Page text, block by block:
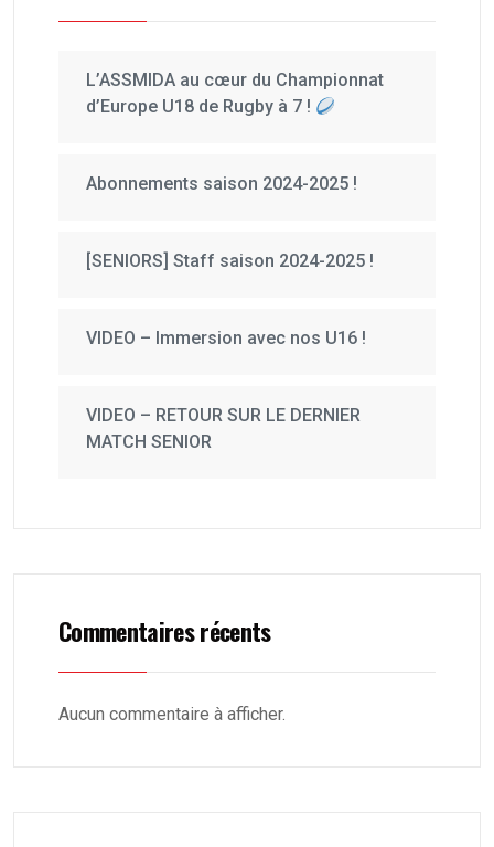
L’ASSMIDA au cœur du Championnat
d’Europe U18 de Rugby à 7 !
Abonnements saison 2024-2025 !
[SENIORS] Staff saison 2024-2025 !
VIDEO – Immersion avec nos U16 !
VIDEO – RETOUR SUR LE DERNIER
MATCH SENIOR
Commentaires récents
Aucun commentaire à afficher.